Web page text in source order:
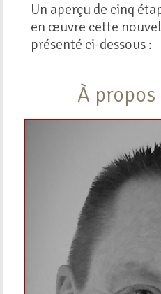
Un aperçu de cinq
en œuvre cette
présenté ci-dessous :
À